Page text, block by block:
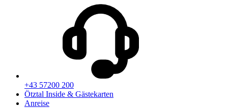
+43 57200 200
Ötztal Inside & Gästekarten
Anreise